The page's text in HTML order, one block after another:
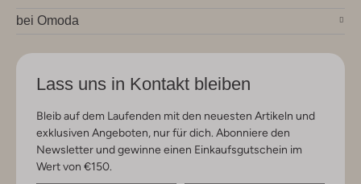
bei Omoda
Lass uns in Kontakt bleiben
Bleib auf dem Laufenden mit den neuesten Artikeln und
exklusiven Angeboten, nur für dich. Abonniere den
Newsletter und gewinne einen Einkaufsgutschein im
Wert von €150.